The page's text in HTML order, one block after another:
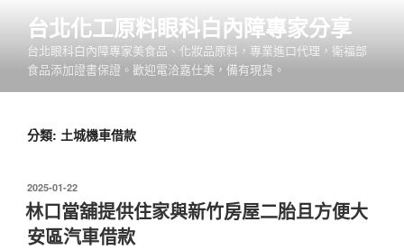
內
台北化工原料眼科白內障專家分享
台北眼科白內障專家美食品、化妝品原料，專業進口代理，衛福部
食品添加證書保證。歡迎電洽嘉仕美，備有現貨。
分類: 土城機車借款
發
佈
於
2025-01-22
林口當舖提供住家與新竹房屋二胎且方便大
安區汽車借款